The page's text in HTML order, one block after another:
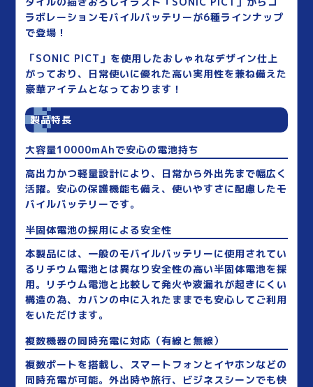
ラボレーションモバイルバッテリーが6種ラインナップ
で登場！
「SONIC PICT」を使用したおしゃれなデザイン仕上
がっており、日常使いに優れた高い実用性を兼ね備えた
豪華アイテムとなっております！
製品特長
大容量10000mAhで安心の電池持ち
高出力かつ軽量設計により、日常から外出先まで幅広く
活躍。安心の保護機能も備え、使いやすさに配慮したモ
バイルバッテリーです。
半固体電池の採用による安全性
本製品には、一般のモバイルバッテリーに使用されてい
るリチウム電池とは異なり安全性の高い半固体電池を採
用。リチウム電池と比較して発火や液漏れが起きにくい
構造の為、カバンの中に入れたままでも安心してご利用
をいただけます。
複数機器の同時充電に対応（有線と無線）
複数ポートを搭載し、スマートフォンとイヤホンなどの
同時充電が可能。外出時や旅行、ビジネスシーンでも快